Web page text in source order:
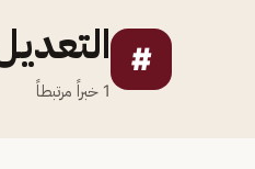
#
1 خبراً مرتبطاً